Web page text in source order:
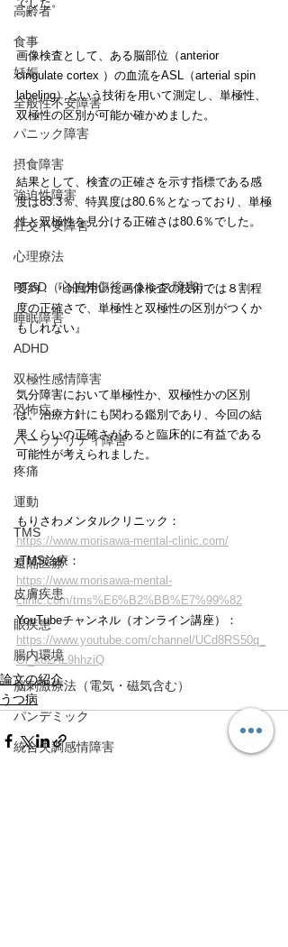
高齢者
食事
妊娠
全般性不安障害
パニック障害
摂食障害
強迫性障害
社交不安障害
心理療法
PTSD（心的外傷後ストレス障害）
睡眠障害
ADHD
双極性感情障害
恐怖症
パーソナリティ障害
疼痛
運動
TMS
遠隔医療
皮膚疾患
眼疾患
腸内環境
脳刺激療法（電気・磁気含む）
パンデミック
統合失調感情障害
画像検査として、ある脳部位（anterior
cingulate cortex ）の血流をASL（arterial spin
labeling）という技術を用いて測定し、単極性、
双極性の区別が可能か確かめました。
結果として、検査の正確さを示す指標である感
度は83.3％、特異度は80.6％となっており、単極
性と双極性を見分ける正確さは80.6％でした。
要約：『今回用いた画像検査の技術では８割程
度の正確さで、単極性と双極性の区別がつくか
もしれない』
気分障害において単極性か、双極性かの区別
は、治療方針にも関わる鑑別であり、今回の結
果くらいの正確さがあると臨床的に有益である
可能性が考えられました。
もりさわメンタルクリニック：
https://www.morisawa-mental-clinic.com/
rTMS治療：
https://www.morisawa-mental-
clinic.com/tms%E6%B2%BB%E7%99%82
YouTubeチャンネル（オンライン講座）：
https://www.youtube.com/channel/UCd8RS50q_
Ol_x82AL9hhziQ
論文の紹介
うつ病